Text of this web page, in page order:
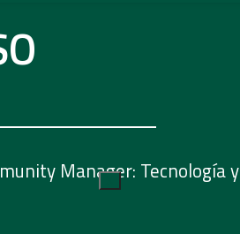
Manager: Tecnología y